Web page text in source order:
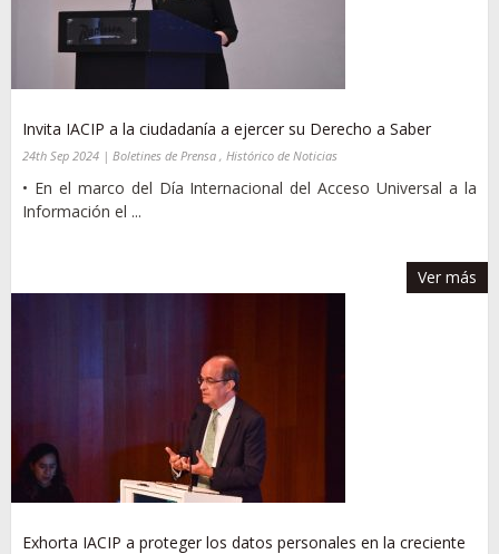
Invita IACIP a la ciudadanía a ejercer su Derecho a Saber
24th Sep 2024 | Boletines de Prensa , Histórico de Noticias
• En el marco del Día Internacional del Acceso Universal a la
Información el ...
Ver más
Exhorta IACIP a proteger los datos personales en la creciente